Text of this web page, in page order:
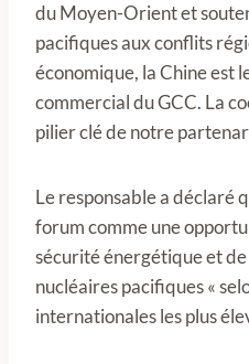
du Moyen-Orient et
pacifiques aux conflits
économique, la Chine est
commercial du GCC. La
pilier clé de notre
Le responsable a déclaré
forum comme une
sécurité énergétique et
nucléaires pacifiques «
internationales les plus